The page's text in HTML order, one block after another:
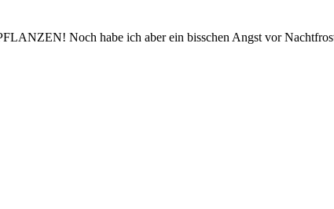
Noch habe ich aber ein bisschen Angst vor